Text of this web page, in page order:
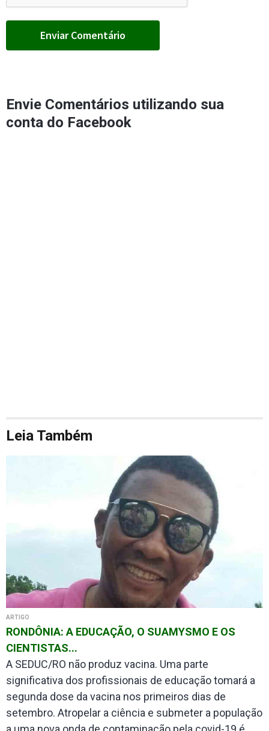
Envie Comentários utilizando sua
conta do Facebook
Leia Também
ARTIGO
RONDÔNIA: A EDUCAÇÃO, O SUAMYSMO E OS
CIENTISTAS...
A SEDUC/RO não produz vacina. Uma parte
significativa dos profissionais de educação tomará a
segunda dose da vacina nos primeiros dias de
setembro. Atropelar a ciência e submeter a população